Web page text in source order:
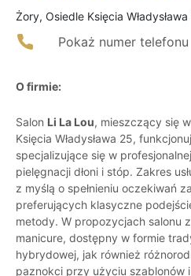
Żory, Osiedle Księcia Władysława
Pokaż numer telefonu
O firmie:
Salon Li La Lou, mieszczący się
Księcia Władysława 25,
specjalizujące się w
pielęgnacji dłoni i stóp. Zakres
z myślą o spełnieniu oczekiwań
preferujących klasyczne
metody. W propozycjach salonu
manicure, dostępny w formie
hybrydowej, jak również
paznokci przy użyciu szablonów